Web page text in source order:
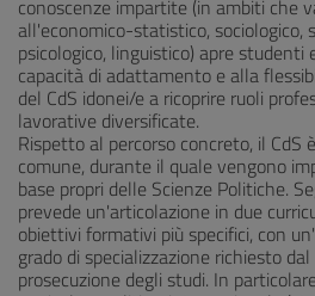
conoscenze impartite (in ambiti che
all'economico-statistico, sociologico,
psicologico, linguistico) apre
capacità di adattamento e alla
del CdS idonei/e a ricoprire ruoli
lavorative diversificate.
Rispetto al percorso concreto, il
comune, durante il quale vengono
base propri delle Scienze Politiche.
prevede un'articolazione in due
obiettivi formativi più specifici, con
grado di specializzazione richiesto
prosecuzione degli studi. In